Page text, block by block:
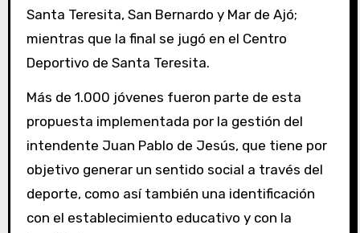
Santa Teresita, San Bernardo y Mar de Ajó;
mientras que la final se jugó en el Centro
Deportivo de Santa Teresita.
Más de 1.000 jóvenes fueron parte de esta
propuesta implementada por la gestión del
intendente Juan Pablo de Jesús, que tiene por
objetivo generar un sentido social a través del
deporte, como así también una identificación
con el establecimiento educativo y con la